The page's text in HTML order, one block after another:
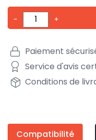
- +
Paiement
Service d'avis
Conditions de
Compatibilité